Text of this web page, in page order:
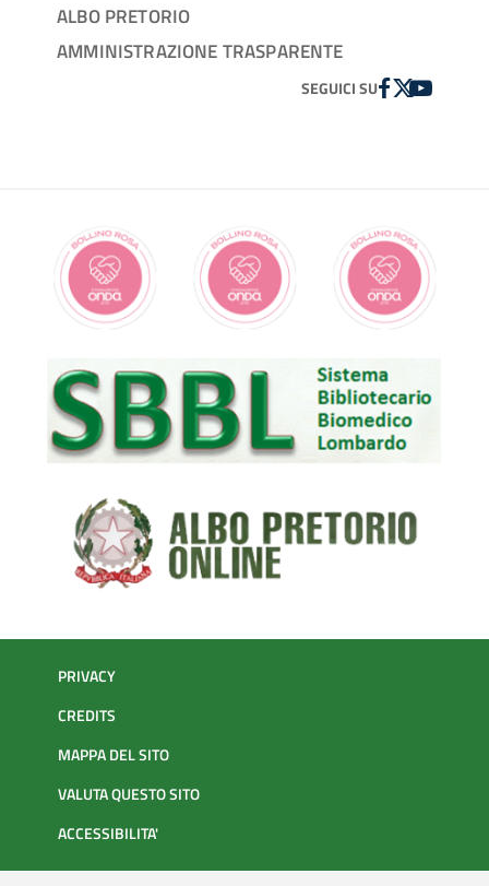
ALBO PRETORIO
AMMINISTRAZIONE TRASPARENTE
SEGUICI SUFACEBOOK
TWITTER
YOUTUBE
PRIVACY
CREDITS
MAPPA DEL SITO
VALUTA QUESTO SITO
ACCESSIBILITA'